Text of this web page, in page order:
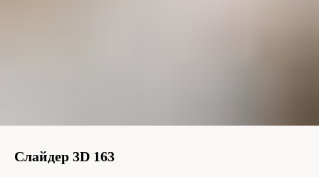
Слайдер 3D 163